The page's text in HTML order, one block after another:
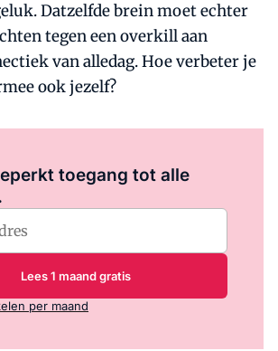
Datzelfde brein moet echter
tegen een overkill aan
van alledag. Hoe verbeter je
ook jezelf?
toegang tot alle
Lees 1 maand gratis
per maand